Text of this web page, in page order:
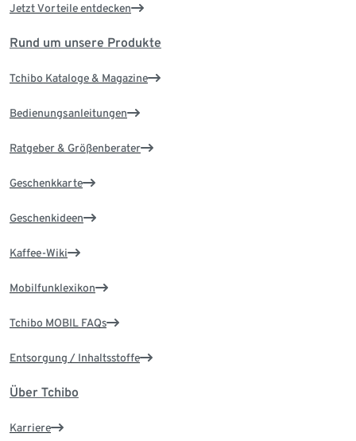
Jetzt Vorteile entdecken
Rund um unsere Produkte
Tchibo Kataloge & Magazine
Bedienungsanleitungen
Ratgeber & Größenberater
Geschenkkarte
Geschenkideen
Kaffee-Wiki
Mobilfunklexikon
Tchibo MOBIL FAQs
Entsorgung / Inhaltsstoffe
Über Tchibo
Karriere